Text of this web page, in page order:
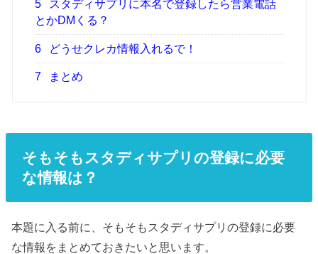
5
スタディサプリに本名で登録したら営業電話
とかDMくる？
6 どうせクレカ情報入れるで！
7 まとめ
そもそもスタディサプリの登録に必要
な情報は？
本題に入る前に、そもそもスタディサプリの登録に必要
な情報をまとめておきたいと思います。